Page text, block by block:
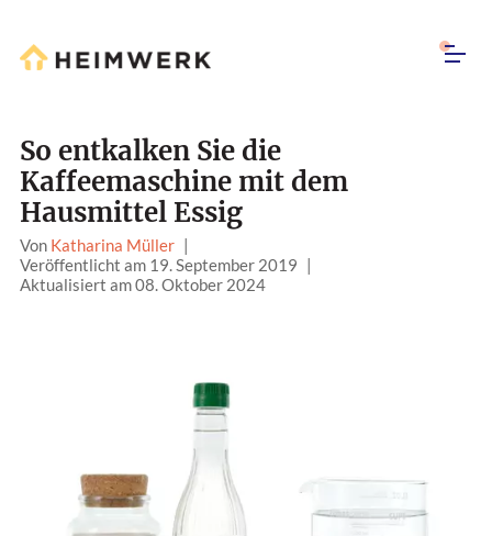
So entkalken Sie die
Kaffeemaschine mit dem
Hausmittel Essig
Von Katharina Müller |
Veröffentlicht am 19. September 2019 |
Aktualisiert am 08. Oktober 2024